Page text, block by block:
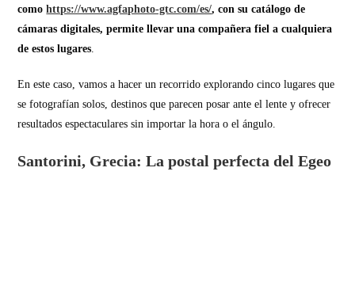
comohttps://www.agfaphoto-gtc.com/es/, con su catálogo de
cámaras digitales, permite llevar una compañera fiel a cualquiera
de estos lugares.
En este caso, vamos a hacer un recorrido explorando cinco lugares que
se fotografían solos, destinos que parecen posar ante el lente y ofrecer
resultados espectaculares sin importar la hora o el ángulo.
Santorini, Grecia: La postal perfecta del Egeo